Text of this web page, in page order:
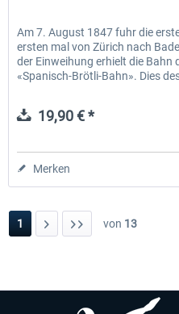
Am 7. August 1847 fuhr die
ersten mal von Zürich nach
der Einweihung erhielt die Bahn
«Spanisch-Brötli-Bahn». Dies
19,90 € *
Merken
1 von 13